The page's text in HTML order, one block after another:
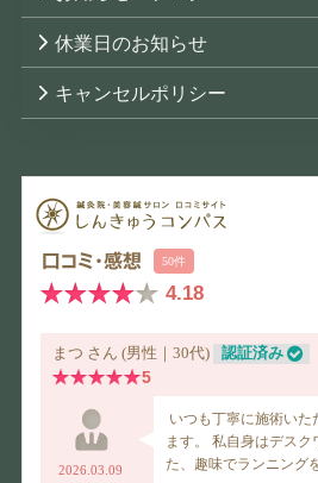
休業日のお知らせ
キャンセルポリシー